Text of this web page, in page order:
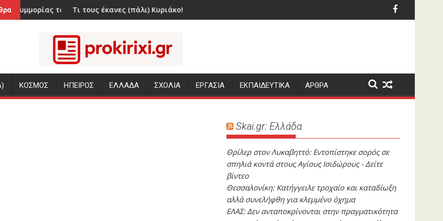
«Έντικ» στο Παλαιό Φάληρο
Τι τους έκανες (πάλι) Κυριάκο! Θρίλερ στον
ΚΟΣΜΟΣ ΗΠΕΙΡΟΣ ΕΛΛΑΔΑ ΣΧΟΛΙΑ ΕΡΓΑΣΙΑ ΕΚΠΑΙΔΕΥΤΙΚΑ ΑΡΘΡΑ
Skai.gr: Ελλάδα
Θρίλερ στον Λυκαβηττό: Εντοπίστηκε σορός σε
σπηλιά κοντά στους Αγίους Ισιδώρους - Δείτε
βίντεο
Θεσσαλονίκη: Κατήγγειλε τροχαίο και καταδίωξη
αλλά συνελήφθη για κλεμμένο όχημα
ΕΛΑΣ: Δεν ανταποκρίνονται στην πραγματικότητα